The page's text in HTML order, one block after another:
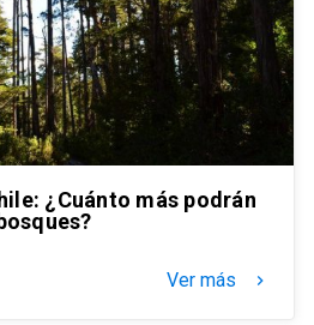
¿Cuánto más podrán
Ver más keyboard_arrow_right